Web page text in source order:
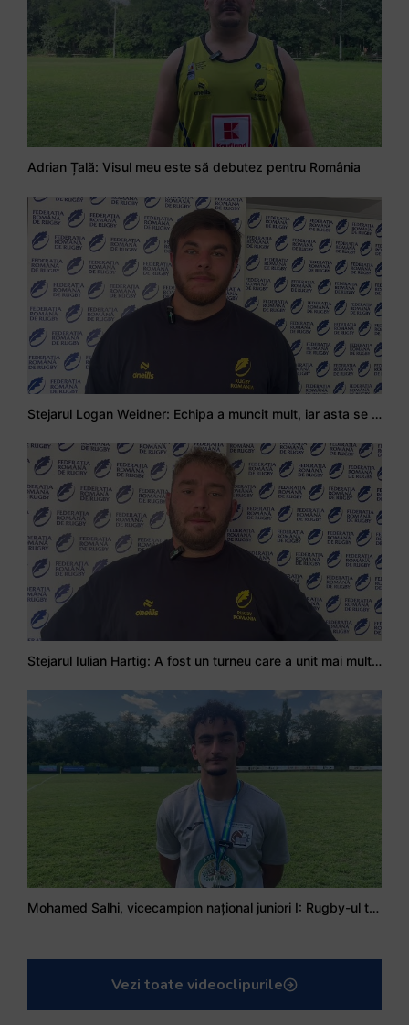
Adrian Țală: Visul meu este să debutez pentru România
Stejarul Logan Weidner: Echipa a muncit mult, iar asta se va vedea în meciurile de la Nations Cup
Stejarul Iulian Hartig: A fost un turneu care a unit mai mult echipa
Mohamed Salhi, vicecampion național juniori I: Rugby-ul te învață să accepți și înfrângerile
Vezi toate videoclipurile